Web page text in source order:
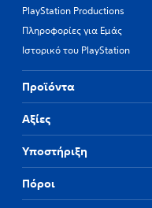
PlayStation Productions
Πληροφορίες για Εμάς
Ιστορικό του PlayStation
Προϊόντα
Αξίες
Υποστήριξη
Πόροι